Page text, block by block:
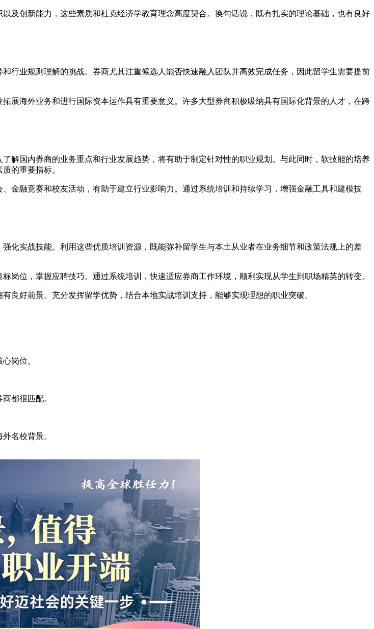
及创新能力，这些素质和杜克经济学教育理念高度契合。换句话说，既有扎实的理论基础，也有良好
行业规则理解的挑战。券商尤其注重候选人能否快速融入团队并高效完成任务，因此留学生需要提前
展海外业务和进行国际资本运作具有重要意义。许多大型券商积极吸纳具有国际化背景的人才，在跨
解国内券商的业务重点和行业发展趋势，将有助于制定针对性的职业规划。与此同时，软技能的培养
的重要指标。
金融竞赛和校友活动，有助于建立行业影响力。通过系统培训和持续学习，增强金融工具和建模技
化实战技能。利用这些优质培训资源，既能弥补留学生与本土从业者在业务细节和政策法规上的差
标岗位，掌握应聘技巧。通过系统培训，快速适应券商工作环境，顺利实现从学生到职场精英的转变。
良好前景。充分发挥留学优势，结合本地实战培训支持，能够实现理想的职业突破。
岗位。
都很匹配。
名校背景。